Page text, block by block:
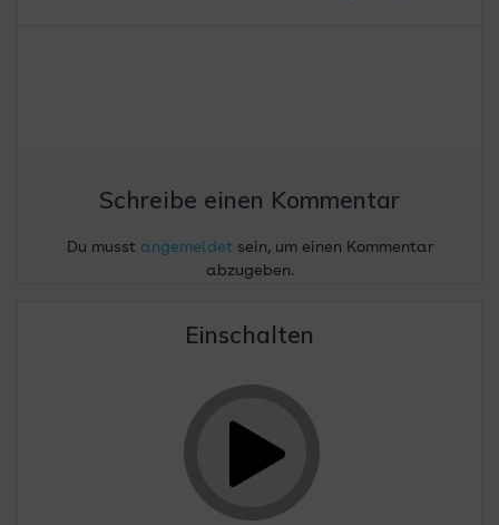
Schreibe einen Kommentar
Du musst angemeldetsein, um einen Kommentar
abzugeben.
Einschalten